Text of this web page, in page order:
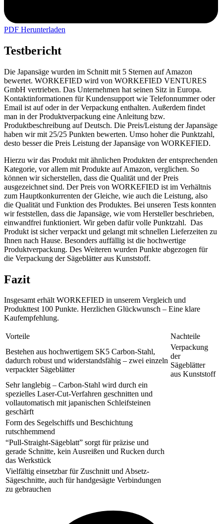
PDF Herunterladen
Testbericht
Die Japansäge wurden im Schnitt mit 5 Sternen auf Amazon
bewertet. WORKEFIED wird von WORKEFIED VENTURES
GmbH vertrieben. Das Unternehmen hat seinen Sitz in Europa.
Kontaktinformationen für Kundensupport wie Telefonnummer oder
Email ist auf oder in der Verpackung enthalten. Außerdem findet
man in der Produktverpackung eine Anleitung bzw.
Produktbeschreibung auf Deutsch. Die Preis/Leistung der Japansäge
haben wir mit 25/25 Punkten bewerten. Umso hoher die Punktzahl,
desto besser die Preis Leistung der Japansäge von WORKEFIED.
Hierzu wir das Produkt mit ähnlichen Produkten der entsprechenden
Kategorie, vor allem mit Produkte auf Amazon, verglichen. So
können wir sicherstellen, dass die Qualität und der Preis
ausgezeichnet sind. Der Preis von WORKEFIED ist im Verhältnis
zum Hauptkonkurrenten der Gleiche, wie auch die Leistung, also
die Qualität und Funktion des Produktes. Bei unseren Tests konnten
wir feststellen, dass die Japansäge, wie vom Hersteller beschrieben,
einwandfrei funktioniert. Wir geben dafür volle Punktzahl. Das
Produkt ist sicher verpackt und gelangt mit schnellen Lieferzeiten zu
Ihnen nach Hause. Besonders auffällig ist die hochwertige
Produktverpackung. Des Weiteren wurden Punkte abgezogen für
die Verpackung der Sägeblätter aus Kunststoff.
Fazit
Insgesamt erhält WORKEFIED in unserem Vergleich und
Produkttest 100 Punkte. Herzlichen Glückwunsch – Eine klare
Kaufempfehlung.
Vorteile
Nachteile
Bestehen aus hochwertigem SK5 Carbon-Stahl,
dadurch robust und widerstandsfähig – zwei einzeln
verpackter Sägeblätter
Verpackung
der
Sägeblätter
aus Kunststoff
Sehr langlebig – Carbon-Stahl wird durch ein
spezielles Laser-Cut-Verfahren geschnitten und
vollautomatisch mit japanischen Schleifsteinen
geschärft
Form des Segelschiffs und Beschichtung
rutschhemmend
“Pull-Straight-Sägeblatt” sorgt für präzise und
gerade Schnitte, kein Ausreißen und Rucken durch
das Werkstück
Vielfältig einsetzbar für Zuschnitt und Absetz-
Sägeschnitte, auch für handgesägte Verbindungen
zu gebrauchen